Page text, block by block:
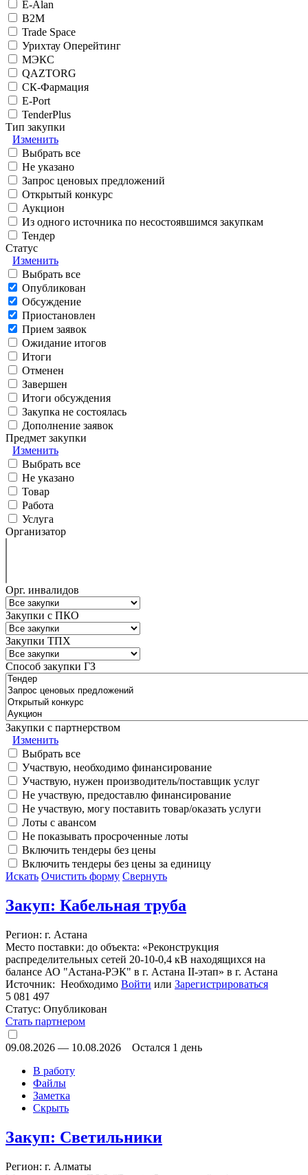
E-Alan
B2M
Trade Space
Урихтау Оперейтинг
МЭКС
QAZTORG
СК-Фармация
E-Port
TenderPlus
Тип закупки
Изменить
Выбрать все
Не указано
Запрос ценовых предложений
Открытый конкурс
Аукцион
Из одного источника по несостоявшимся закупкам
Тендер
Статус
Изменить
Выбрать все
Опубликован
Обсуждение
Приостановлен
Прием заявок
Ожидание итогов
Итоги
Отменен
Завершен
Итоги обсуждения
Закупка не состоялась
Дополнение заявок
Предмет закупки
Изменить
Выбрать все
Не указано
Товар
Работа
Услуга
Организатор
Орг. инвалидов
Закупки с ПКО
Закупки ТПХ
Способ закупки ГЗ
Закупки с партнерством
Изменить
Выбрать все
Участвую, необходимо финансирование
Участвую, нужен производитель/поставщик услуг
Не участвую, предоставлю финансирование
Не участвую, могу поставить товар/оказать услуги
Лоты с авансом
Не показывать просроченные лоты
Включить тендеры без цены
Включить тендеры без цены за единицу
Искать Очистить форму Свернуть
Закуп: Кабельная труба
Регион: г. Астана
Место поставки: до объекта: «Реконструкция
распределительных сетей 20-10-0,4 кВ находящихся на
балансе АО "Астана-РЭК" в г. Астана II-этап» в г. Астана
Источник: Необходимо Войти или Зарегистрироваться
5 081 497
Статус: Опубликован
Стать партнером
09.08.2026 — 10.08.2026
Остался 1 день
В работу
Файлы
Заметка
Скрыть
Закуп: Светильники
Регион: г. Алматы